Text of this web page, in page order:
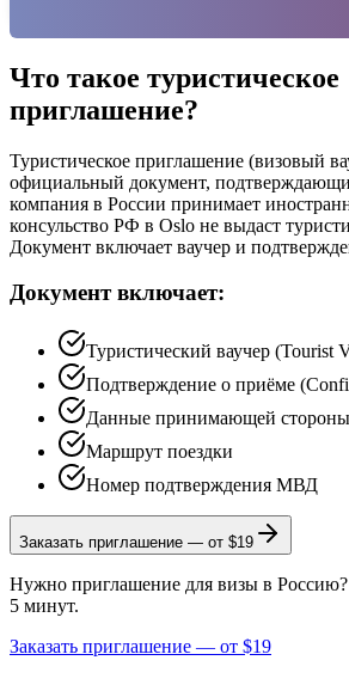
Что такое туристическое
приглашение?
Туристическое приглашение (визовый
официальный документ,
компания в России принимает
консульство РФ в Oslo не выдаст
Документ включает ваучер и
Документ включает:
Туристический ваучер (Tourist
Подтверждение о приёме
Данные принимающей стороны
Маршрут поездки
Номер подтверждения МВД
Заказать приглашение — от $19
Нужно приглашение для визы в
5 минут.
Заказать приглашение — от $19